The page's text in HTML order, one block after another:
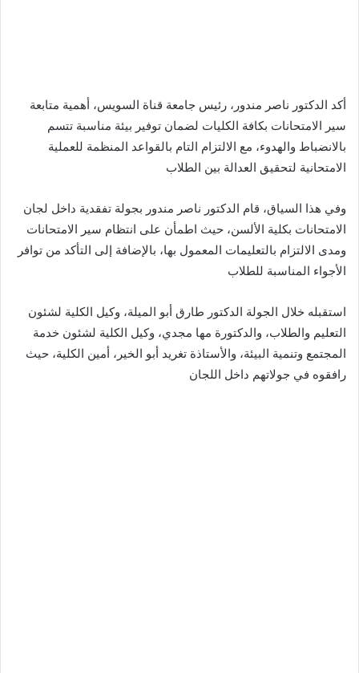
أكد الدكتور ناصر مندور، رئيس جامعة قناة السويس، أهمية متابعة
سير الامتحانات بكافة الكليات لضمان توفير بيئة مناسبة تتسم
بالانضباط والهدوء، مع الالتزام التام بالقواعد المنظمة للعملية
الامتحانية لتحقيق العدالة بين الطلاب
وفي هذا السياق، قام الدكتور ناصر مندور بجولة تفقدية داخل لجان
الامتحانات بكلية الألسن، حيث اطمأن على انتظام سير الامتحانات
ومدى الالتزام بالتعليمات المعمول بها، بالإضافة إلى التأكد من توافر
الأجواء المناسبة للطلاب
استقبله خلال الجولة الدكتور طارق أبو الميلة، وكيل الكلية لشئون
التعليم والطلاب، والدكتورة مها مجدي، وكيل الكلية لشئون خدمة
المجتمع وتنمية البيئة، والأستاذة تغريد أبو الخير، أمين الكلية، حيث
رافقوه في جولاتهم داخل اللجان